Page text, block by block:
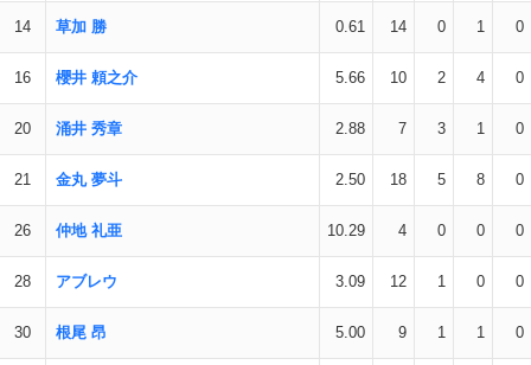
14 草加 勝 0.61 14 0 1 0
16 櫻井 頼之介 5.66 10 2 4 0
20 涌井 秀章 2.88 7 3 1 0
21 金丸 夢斗 2.50 18 5 8 0
26 仲地 礼亜 10.29 4 0 0 0
28 アブレウ 3.09 12 1 0 0
30 根尾 昂 5.00 9 1 1 0